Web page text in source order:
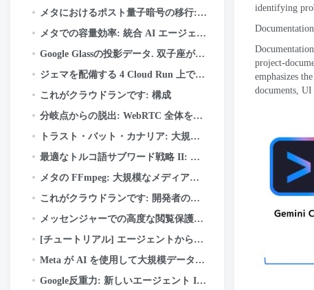
identifying
project-
emphasizes
documents UI
メタにおけるポスト量子暗号の移行: フレームワーク, レッスン, とテイクアウト
メタでの容量効率: 統合 AI エージェントがハイパースケールでパフォーマンスを最適化する方法
Google Glassの投影データ. 双子座が現実を生み出す
ジェマを配備する 4 Cloud Run 上で: 実際に使用した場合にのみお支払いください
これがクラウドランです: 構成
分岐点からの脱出: WebRTC 全体をメタ的に最新化する方法 50+ 使用例
トラスト・バット・カナリア: 大規模な構成の安全性
最適なトルコ語サブワード戦略 II: WordPiece がトルコ語の形態学から学んだこと
メタの FFmpeg: 大規模なメディア処理
これがクラウドランです: 開発者のための意思決定ガイド
メッセンジャーでの高度な閲覧保護の仕組み
[チュートリアル] エージェントからAPIへ: Google ADK を使用して本番環境に対応した AI システムを構築する & ファストAPI
Meta が AI を使用して大規模データ パイプラインで部族の知識をマッピングした方法
Google反重力: 新しいエージェント IDE の初心者ガイド (ステップバイステップ + 実際の使用例)